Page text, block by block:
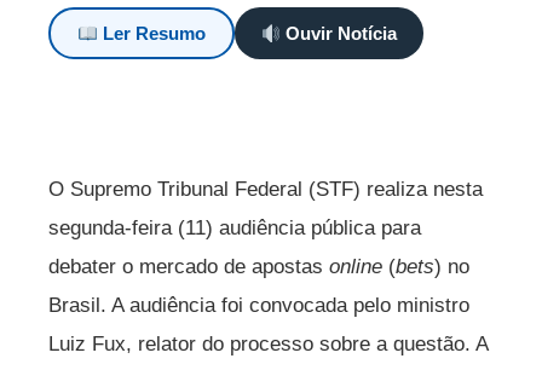
Ler Resumo Ouvir Notícia
O Supremo Tribunal Federal (STF) realiza nesta
segunda-feira (11) audiência pública para
debater o mercado de apostas online (bets) no
Brasil. A audiência foi convocada pelo ministro
Luiz Fux, relator do processo sobre a questão. A